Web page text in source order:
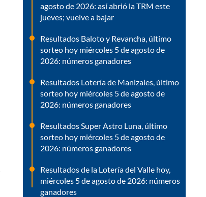
agosto de 2026: así abrió la TRM este
jueves; vuelve a bajar
Resultados Baloto y Revancha, último
sorteo hoy miércoles 5 de agosto de
2026: números ganadores
Resultados Lotería de Manizales, último
sorteo hoy miércoles 5 de agosto de
2026: números ganadores
Resultados Super Astro Luna, último
sorteo hoy miércoles 5 de agosto de
2026: números ganadores
Resultados de la Lotería del Valle hoy,
miércoles 5 de agosto de 2026: números
ganadores